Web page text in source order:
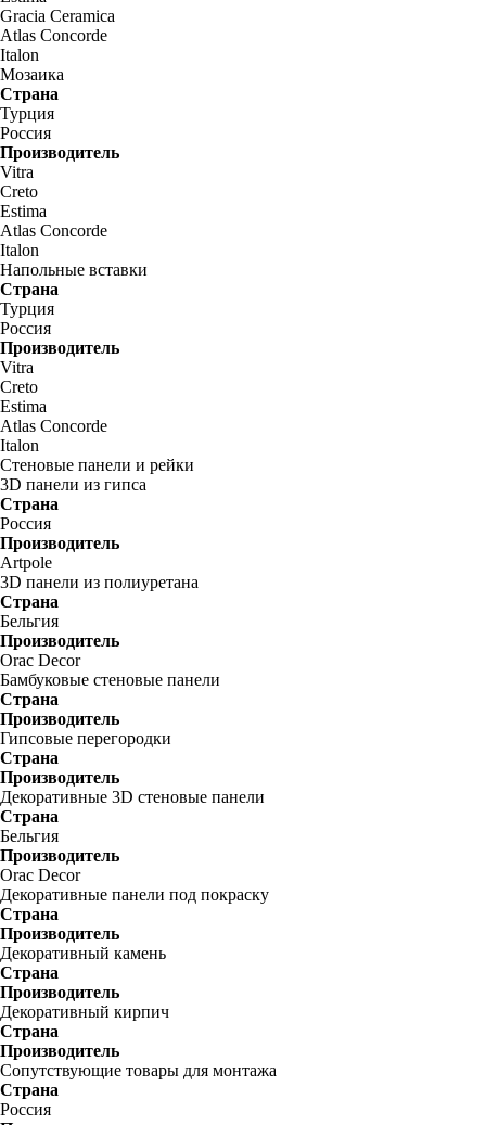
Gracia Ceramica
Atlas Concorde
Italon
Мозаика
Страна
Турция
Россия
Производитель
Vitra
Creto
Estima
Atlas Concorde
Italon
Напольные вставки
Страна
Турция
Россия
Производитель
Vitra
Creto
Estima
Atlas Concorde
Italon
Стеновые панели и рейки
3D панели из гипса
Страна
Россия
Производитель
Artpole
3D панели из полиуретана
Страна
Бельгия
Производитель
Orac Decor
Бамбуковые стеновые панели
Страна
Производитель
Гипсовые перегородки
Страна
Производитель
Декоративные 3D стеновые панели
Страна
Бельгия
Производитель
Orac Decor
Декоративные панели под покраску
Страна
Производитель
Декоративный камень
Страна
Производитель
Декоративный кирпич
Страна
Производитель
Сопутствующие товары для монтажа
Страна
Россия